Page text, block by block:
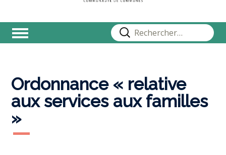
Rechercher :
Ordonnance « relative
aux services aux familles
»